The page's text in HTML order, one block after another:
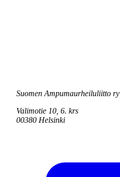
Suomen Ampumaurheiluliitto ry
Valimotie 10, 6. krs
00380 Helsinki